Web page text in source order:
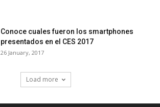
Conoce cuales fueron los smartphones
presentados en el CES 2017
26 January, 2017
Load more